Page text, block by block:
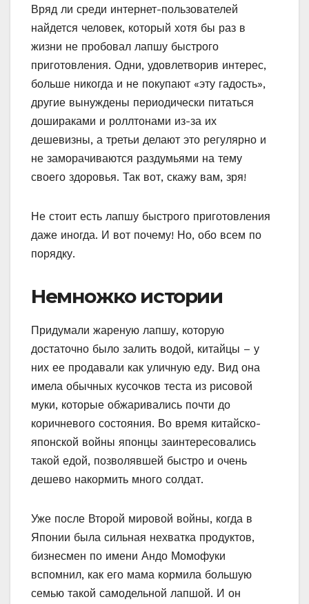
Вряд ли среди интернет-пользователей
найдется человек, который хотя бы раз в
жизни не пробовал лапшу быстрого
приготовления. Одни, удовлетворив интерес,
больше никогда и не покупают «эту гадость»,
другие вынуждены периодически питаться
дошираками и роллтонами из-за их
дешевизны, а третьи делают это регулярно и
не заморачиваются раздумьями на тему
своего здоровья. Так вот, скажу вам, зря!
Не стоит есть лапшу быстрого приготовления
даже иногда. И вот почему! Но, обо всем по
порядку.
Немножко истории
Придумали жареную лапшу, которую
достаточно было залить водой, китайцы – у
них ее продавали как уличную еду. Вид она
имела обычных кусочков теста из рисовой
муки, которые обжаривались почти до
коричневого состояния. Во время китайско-
японской войны японцы заинтересовались
такой едой, позволявшей быстро и очень
дешево накормить много солдат.
Уже после Второй мировой войны, когда в
Японии была сильная нехватка продуктов,
бизнесмен по имени Андо Момофуки
вспомнил, как его мама кормила большую
семью такой самодельной лапшой. И он